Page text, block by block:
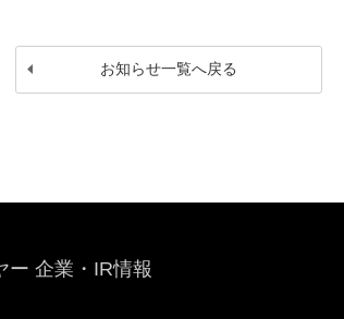
お知らせ一覧へ戻る
ー 企業・IR情報